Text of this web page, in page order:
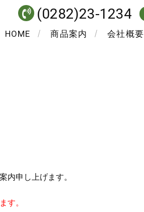
HOME 商品案内 会社概要
(0282)23-1234
内申し上げます。
す。